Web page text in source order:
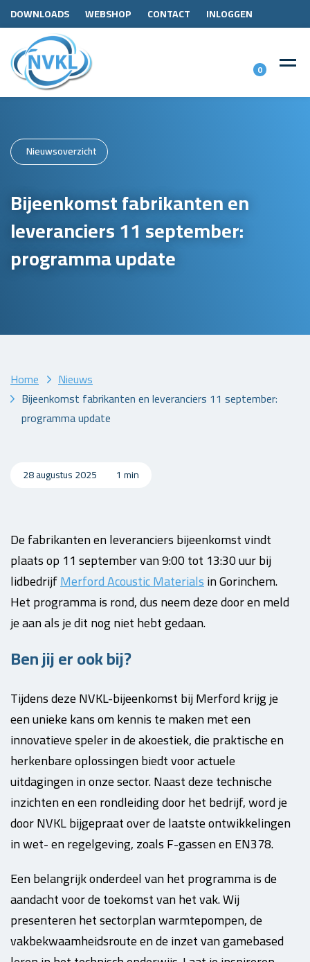
DOWNLOADS WEBSHOP CONTACT INLOGGEN
0
Nieuwsoverzicht
Bijeenkomst fabrikanten en
leveranciers 11 september:
programma update
Home
Nieuws
Bijeenkomst fabrikanten en leveranciers 11 september:
programma update
28 augustus 2025 1 min
De fabrikanten en leveranciers bijeenkomst vindt
plaats op 11 september van 9:00 tot 13:30 uur bij
lidbedrijfMerford Acoustic Materialsin Gorinchem.
Het programma is rond, dus neem deze door en meld
je aan als je dit nog niet hebt gedaan.
Ben jij er ook bij?
Tijdens deze NVKL-bijeenkomst bij Merford krijg je
een unieke kans om kennis te maken met een
innovatieve speler in de akoestiek, die praktische en
herkenbare oplossingen biedt voor actuele
uitdagingen in onze sector. Naast deze technische
inzichten en een rondleiding door het bedrijf, word je
door NVKL bijgepraat over de laatste ontwikkelingen
in wet- en regelgeving, zoals F-gassen en EN378.
Een belangrijk onderdeel van het programma is de
aandacht voor de toekomst van het vak. Wij
presenteren het sectorplan warmtepompen, de
vakbekwaamheidsroute en de inzet van gamebased